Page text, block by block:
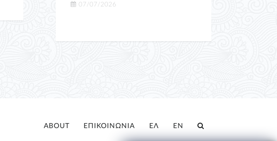
07/07/2026
ABOUT ΕΠΙΚΟΙΝΩΝΙΑ ΕΛ EN